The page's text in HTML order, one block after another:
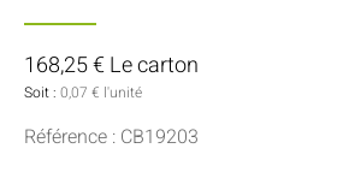
168,25 € Le carton
Soit : 0,07 € l'unité
Référence : CB19203